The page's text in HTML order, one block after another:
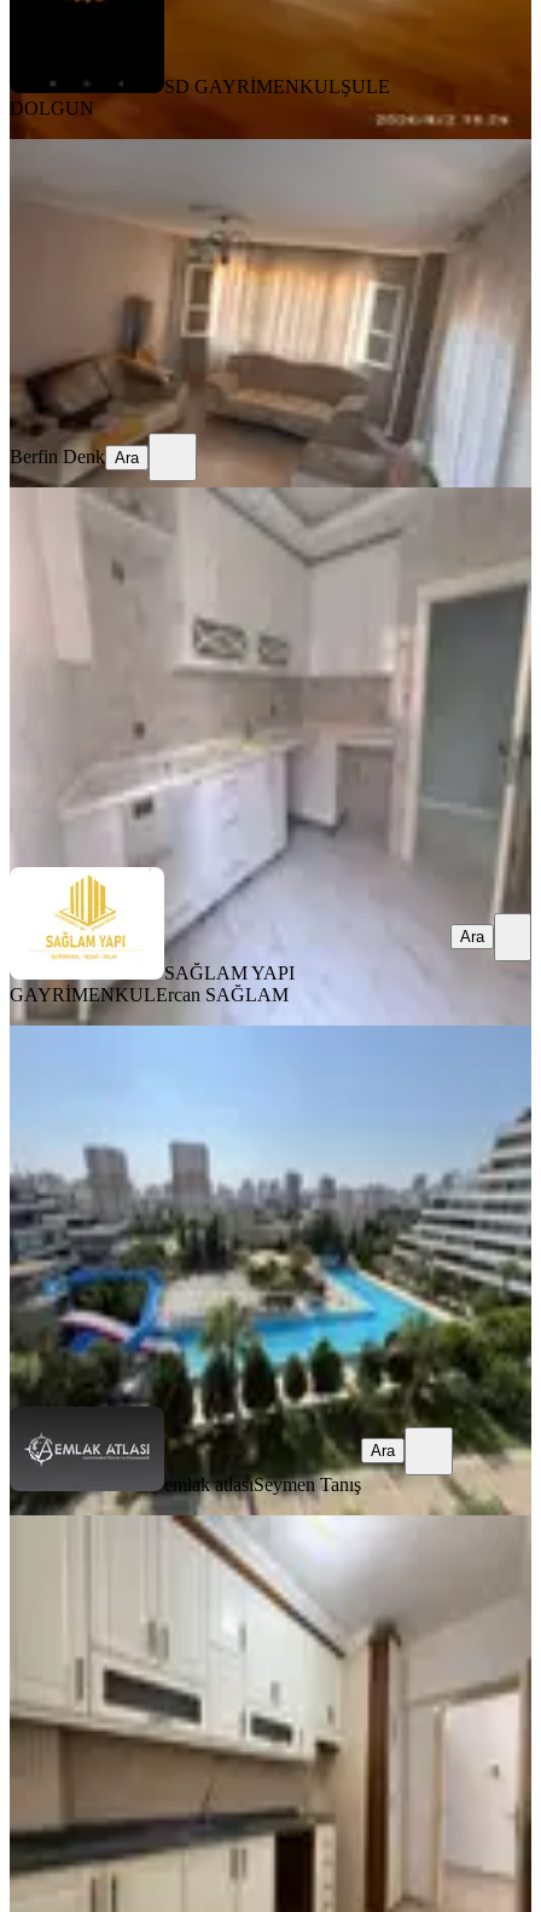
SD GAYRİMENKULŞULE
DOLGUN
Seyhan, Ziyapaşa Mahallesi
·130 m²·1. Kat·06.08.2026
10.000 ₺
Berfin Denk
Ara
Berfin Denk Ara
Sağlam'dan Gürselpaşa'da 2+1
Kiralık Daire
130 m² ·Düz Giriş (Zemin)·
220.000 ₺
SAĞLAM YAPI GAYRİMENKUL
SAĞLAM YAPI
GAYRİMENKULErcan SAĞLAM
Ara
Seyhan, Gürselpaşa Mahallesi
4+1·180 m²·4. Kat ·05.08.2026
44.500 ₺
emlak atlasıSeymen Tanış
Ara
emlak atlasıSeymen Tanış
Ara
Reşatbey Mah-atatürk Parkına
Yakın-ismet İnönü Okulu Karşısı-2+1
Kiralık Daire
Seyhan, Reşatbey Mahallesi
2+1·100 m²
20.000 ₺
SAYMAX GAYRİMENKULMUSTAFA IŞIK